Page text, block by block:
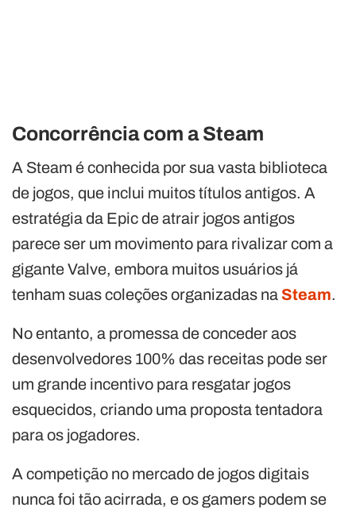
Concorrência com a Steam
A Steam é conhecida por sua vasta biblioteca
de jogos, que inclui muitos títulos antigos. A
estratégia da Epic de atrair jogos antigos
parece ser um movimento para rivalizar com a
gigante Valve, embora muitos usuários já
tenham suas coleções organizadas na Steam.
No entanto, a promessa de conceder aos
desenvolvedores 100% das receitas pode ser
um grande incentivo para resgatar jogos
esquecidos, criando uma proposta tentadora
para os jogadores.
A competição no mercado de jogos digitais
nunca foi tão acirrada, e os gamers podem se